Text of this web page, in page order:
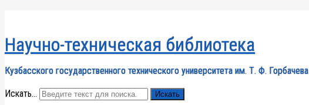
Научно-техническая библиотека
Кузбасского государственного технического университета им. Т. Ф. Горбачева
Искать... Искать